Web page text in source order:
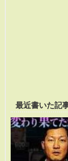
最近書いた記